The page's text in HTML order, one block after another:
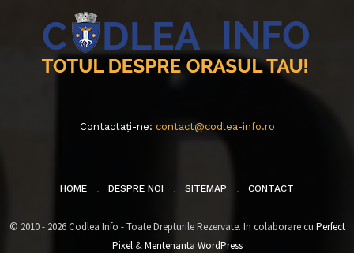
Contactați-ne: contact@codlea-info.ro
HOME DESPRE NOI SITEMAP CONTACT
© 2010 - 2026 Codlea Info - Toate Drepturile Rezervate. In colaborare cu Perfect
Pixel&Mentenanta WordPress